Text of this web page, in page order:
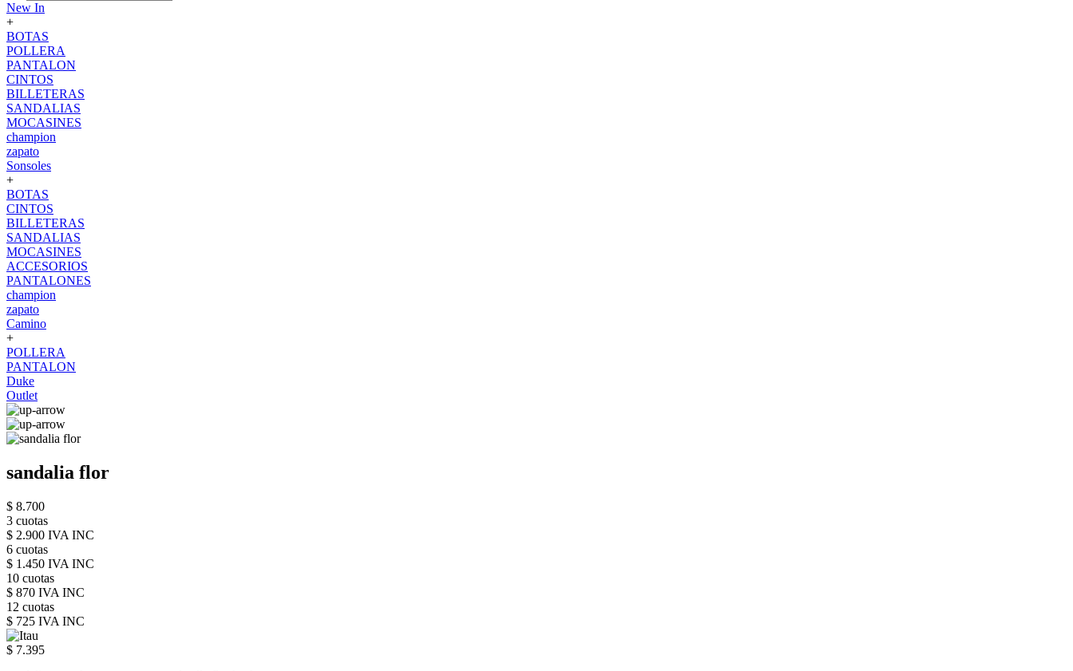
New In
+
BOTAS
POLLERA
PANTALON
CINTOS
BILLETERAS
SANDALIAS
MOCASINES
champion
zapato
Sonsoles
+
BOTAS
CINTOS
BILLETERAS
SANDALIAS
MOCASINES
ACCESORIOS
PANTALONES
champion
zapato
Camino
+
POLLERA
PANTALON
Duke
Outlet
sandalia flor
$ 8.700
3 cuotas
$ 2.900 IVA INC
6 cuotas
$ 1.450 IVA INC
10 cuotas
$ 870 IVA INC
12 cuotas
$ 725 IVA INC
$ 7.395